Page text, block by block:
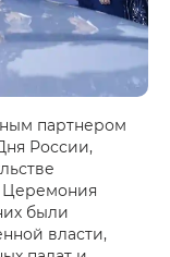
партнером
России,
Церемония
были
власти,